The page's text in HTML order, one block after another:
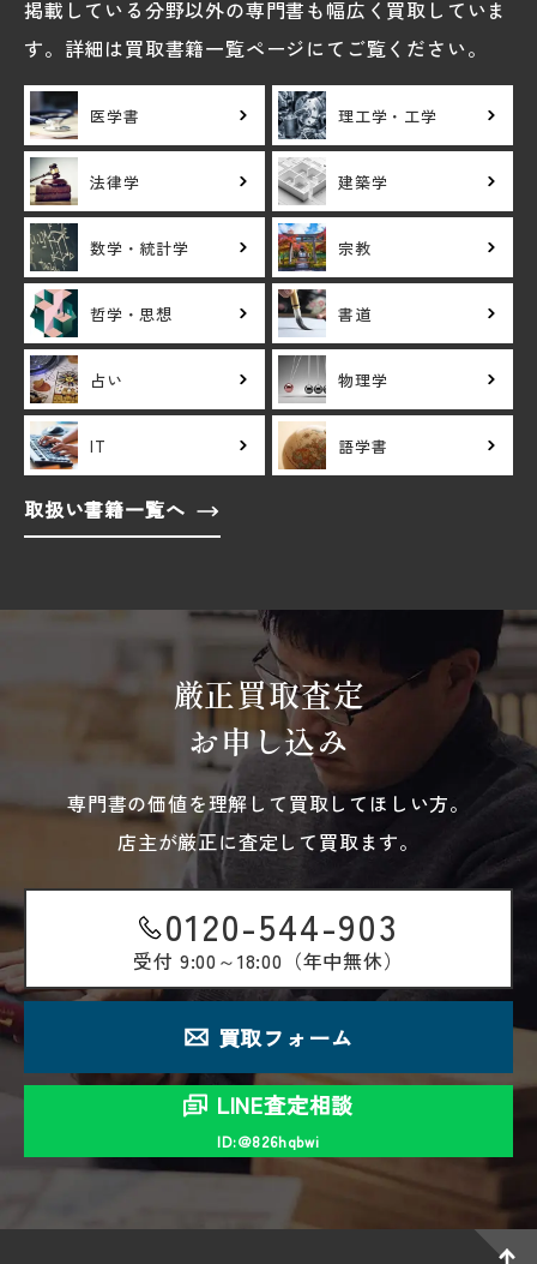
掲載している分野以外の専門書も幅広く買取していま
す。詳細は買取書籍一覧ページにてご覧ください。
医学書 理工学・工学
法律学 建築学
数学・統計学 宗教
哲学・思想 書道
占い 物理学
IT 語学書
取扱い書籍一覧へ
厳正買取査定
お申し込み
専門書の価値を理解して買取してほしい方。
店主が厳正に査定して買取ます。
0120-544-903
受付 9:00～18:00（年中無休）
買取フォーム
LINE査定相談
ID:＠826hqbwi